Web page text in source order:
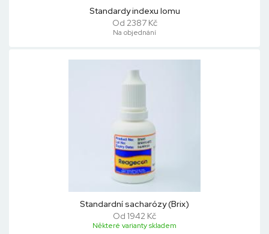
Standardy indexu lomu
Od 2387 Kč
Na objednání
Standardní sacharózy (Brix)
Od 1942 Kč
Některé varianty skladem